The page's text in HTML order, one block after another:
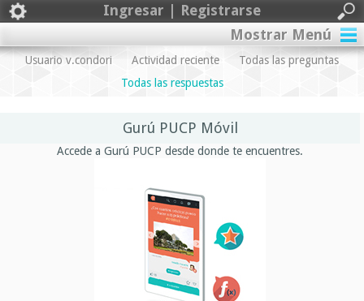
Ingresar | Registrarse
Mostrar Menú
Usuario v.condori Actividad reciente
Todas las preguntas
Todas las respuestas
Gurú PUCP Móvil
Accede a Gurú PUCP desde donde te encuentres.